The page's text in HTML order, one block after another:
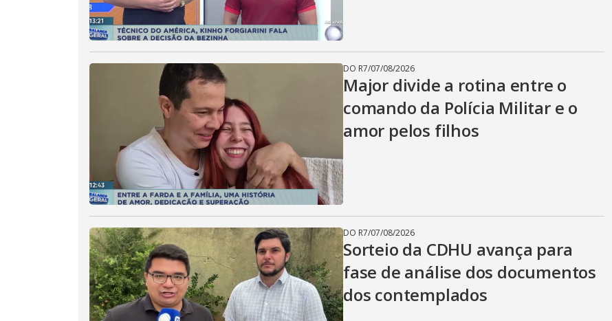
DO R7/07/08/2026
Major divide a rotina entre o
comando da Polícia Militar e o
amor pelos filhos
DO R7/07/08/2026
Sorteio da CDHU avança para
fase de análise dos documentos
dos contemplados